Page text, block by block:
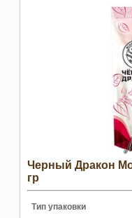
Черный Дракон
гр
Тип упаковки